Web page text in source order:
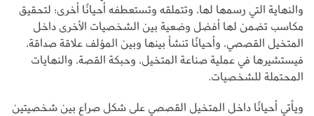
والنهاية التي رسمها لها، وتتملقه وتستعطفه أحيانًا أخرى؛ لتحقيق
مكاسب تضمن لها أفضل وضعية بين الشخصيات الأخرى داخل
المتخيل القصصي، وأحيانًا تنشأ بينها وبين المؤلف علاقة صداقة،
فيستشيرها في عملية صناعة المتخيل، وحبكة القصة، والنهايات
المحتملة للشخصيات.
ويأتي أحيانًا داخل المتخيل القصصي على شكل صراع بين شخصيتين